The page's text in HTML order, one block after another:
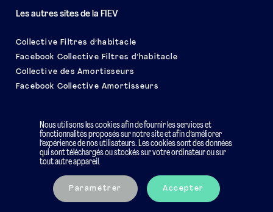
Les autres sites de la FIEV
Collective Filtres d’habitacle
Facebook Collective Filtres d’habitacle
Collective des Amortisseurs
Facebook Collective Amortisseurs
Mentions légales Charte éthique
Nous utilisons les cookies afin de fournir les services et
fonctionnalités proposés sur notre site et afin d’améliorer
l’expérience de nos utilisateurs. Les cookies sont des données
qui sont téléchargés ou stockés sur votre ordinateur ou sur
tout autre appareil.
Paramétrer Accepter